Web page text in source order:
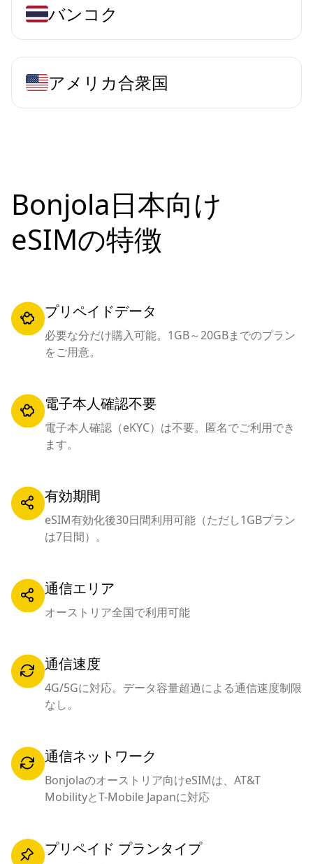
バンコク
アメリカ合衆国
Bonjola日本向け
eSIMの特徴
プリペイドデータ
必要な分だけ購入可能。1GB～20GBまでのプラン
をご用意。
電子本人確認不要
電子本人確認（eKYC）は不要。匿名でご利用でき
ます。
有効期間
eSIM有効化後30日間利用可能（ただし1GBプラン
は7日間）。
通信エリア
オーストリア全国で利用可能
通信速度
4G/5Gに対応。データ容量超過による通信速度制限
なし。
通信ネットワーク
Bonjolaのオーストリア向けeSIMは、AT&T
MobilityとT-Mobile Japanに対応
プリペイド プランタイプ